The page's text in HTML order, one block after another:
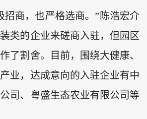
招商，也严格选商。”陈浩宏介
类的企业来磋商入驻，但园区
了割舍。目前，围绕大健康、
业，达成意向的入驻企业有中
司、粤盛生态农业有限公司等